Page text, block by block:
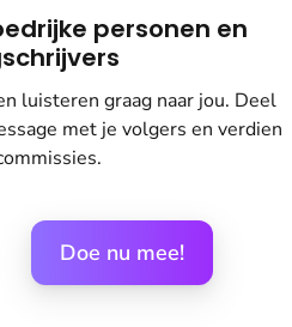
personen en
luisteren graag naar jou. Deel
met je volgers en verdien
Doe nu mee!